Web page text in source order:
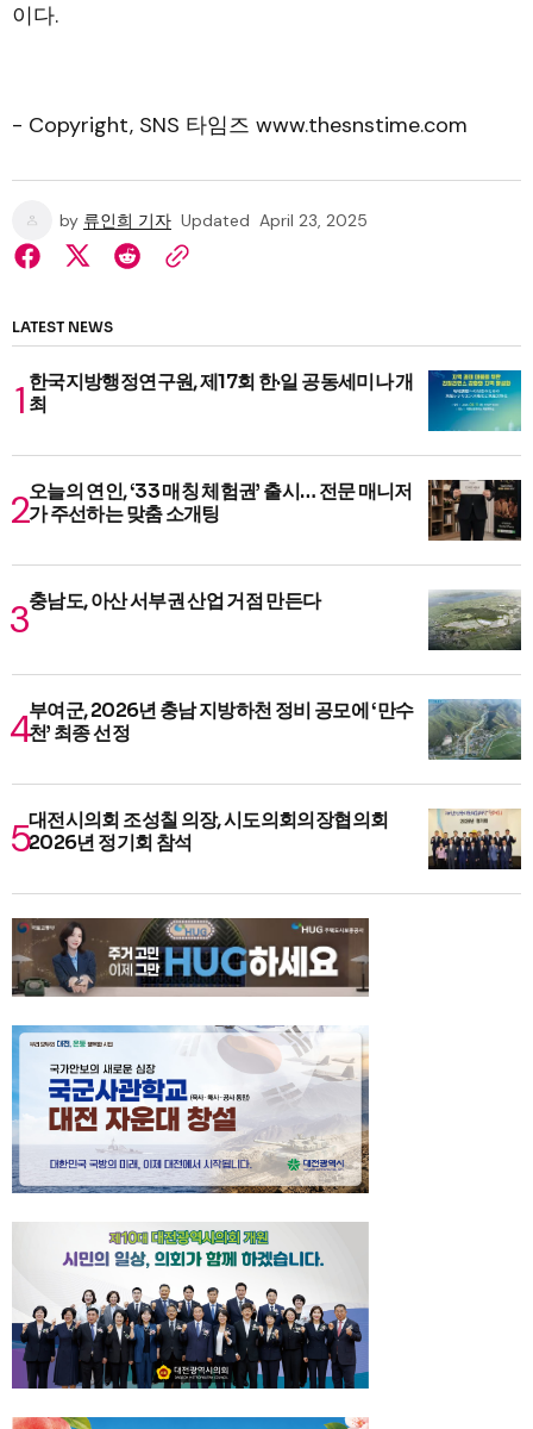
이다.
- Copyright, SNS 타임즈 www.thesnstime.com
by 류인희 기자 Updated April 23, 2025
LATEST NEWS
한국지방행정연구원, 제17회 한·일 공동세미나 개
최
오늘의 연인, ‘33 매칭 체험권’ 출시… 전문 매니저
가 주선하는 맞춤 소개팅
충남도, 아산 서부권 산업 거점 만든다
부여군, 2026년 충남 지방하천 정비 공모에 ‘만수
천’ 최종 선정
대전시의회 조성칠 의장, 시도의회의장협의회
2026년 정기회 참석